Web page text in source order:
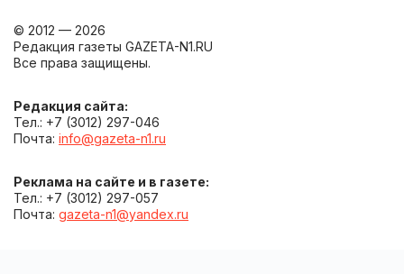
© 2012 — 2026
Редакция газеты GAZETA-N1.RU
Все права защищены.
Редакция сайта:
Тел.: +7 (3012) 297-046
Почта: info@gazeta-n1.ru
Реклама на сайте и в газете:
Тел.: +7 (3012) 297-057
Почта: gazeta-n1@yandex.ru